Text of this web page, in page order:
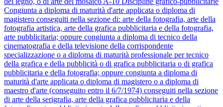
Congiunta a diploma di maturità d'arte applicata o diploma di
magistero conseguiti nella sezione di: arte della fotografia, arte della
fotografia artistica, arte della grafica pubblicitaria e della fotografia,
arte pubblicitaria; oppure congiunta a diploma di tecnico della
cinematografia e della televisione della corrispondente
specializzazione o a diploma di maturità professionale per tecnico
della grafica e della pubblicità o di grafica pubblicitaria o di grafica
pubblicitaria e della fotografia; oppure congiunta a diploma di
maturità d'arte applicata o diploma di magistero o a diploma di
maestro d'arte (conseguito entro il 6/7/1974) conseguiti nella sezione
di arte della serigrafia, arte della grafica pubblicitaria e della